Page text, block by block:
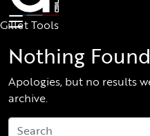
Skip to main content
Gillet Tools
Nothing Found
Apologies, but no results
archive.